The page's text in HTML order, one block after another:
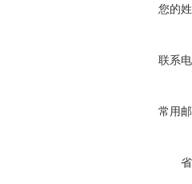
您的
联系
常用